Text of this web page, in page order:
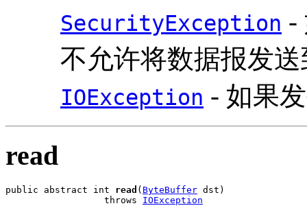
SecurityException -
不允许将数据报发
IOException - 如果
read
public abstract int read ( ByteBuffer dst)
                  throws
IOException